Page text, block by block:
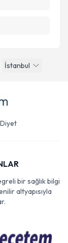
İstanbul
bir sağlık bilgi
altyapısıyla